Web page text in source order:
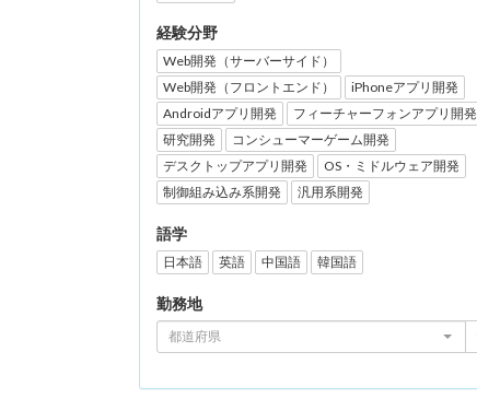
経験分野
Web開発（サーバーサイド）
Web開発（フロントエンド）
iPhoneアプリ開発
Androidアプリ開発
フィーチャーフォンアプリ開発
研究開発
コンシューマーゲーム開発
デスクトップアプリ開発
OS・ミドルウェア開発
制御組み込み系開発
汎用系開発
語学
日本語 英語 中国語 韓国語
勤務地
都道府県